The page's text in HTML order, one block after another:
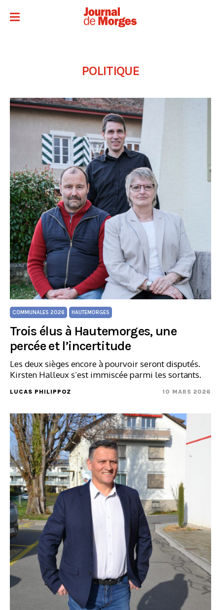
POLITIQUE
COMMUNALES 2026 HAUTEMORGES
Trois élus à Hautemorges, une
percée et l’incertitude
Les deux sièges encore à pourvoir seront disputés.
Kirsten Halleux s’est immiscée parmi les sortants.
LUCAS PHILIPPOZ 10 MARS 2026